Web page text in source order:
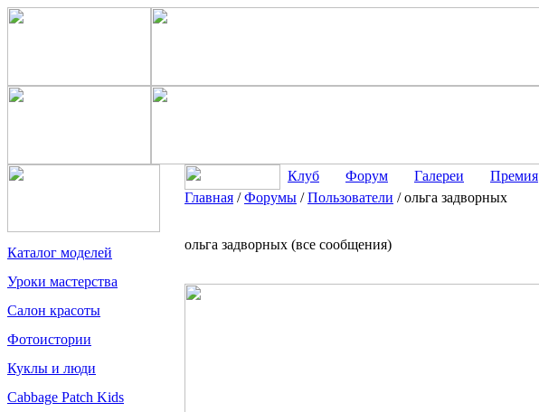
Каталог моделей
Уроки мастерства
Салон красоты
Фотоистории
Куклы и люди
Cabbage Patch Kids
Клуб Форум Галереи Премия
Главная /Форумы /Пользователи /ольга задворных
ольга задворных (все сообщения)